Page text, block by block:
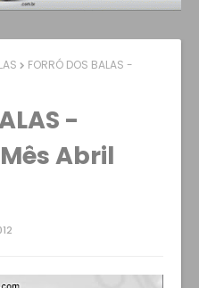
FORRÓ DOS BALAS -
-
Abril